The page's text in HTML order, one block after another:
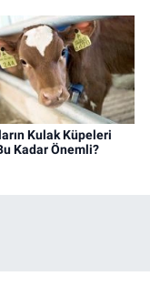
Kulak Küpeleri
Kadar Önemli?